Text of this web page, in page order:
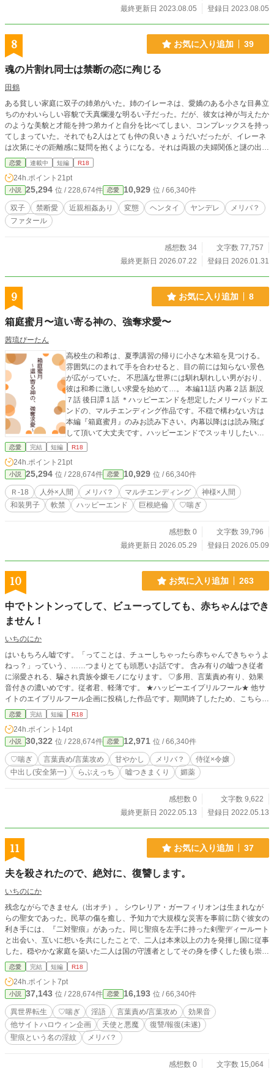
最終更新日 2023.08.05 登録日 2023.08.05
8 お気に入り追加 39
魂の片割れ同士は禁断の恋に殉じる
田鶴
ある貧しい家庭に双子の姉弟がいた。姉のイレーネは、愛嬌のある小さな目鼻立
ちのかわいらしい容貌で天真爛漫な明るい子だった。だが、彼女は神が与えたか
のような美貌と才能を持つ弟カイと自分を比べてしまい、コンプレックスを持っ
てしまっていた。それでも2人はとても仲の良いきょうだいだったが、イレーネ
は次第にその距離感に疑問を抱くようになる。それは両親の夫婦関係と謎の出自
にも関連しているような気がして……気が付いた時にはもう何もかも遅かった。
タイトルに＊が付いているエピソードには性描写が、（＊）のついているエピソ
ードにはそれより軽めの性描写があります。 本作品は、小説家になろう、カク
ヨム、ネオページで公開している『魂の片割れ同士は離れられない』（完結済）
を元にし、舞台を異世界にしてR18場面を加え、大幅改稿したものです。主要キ
ャラの設定以外、ほとんど別作品と言っていいぐらい、かなり加筆しています。
一部のエピソードをアルファポリスの「小説AI校正」で推敲しています。
恋愛 連載中 短編 R18
24h.ポイント 21pt
小説 25,294 位 / 228,674件 恋愛 10,929 位 / 66,340件
双子 禁断愛 近親相姦あり 変態 ヘンタイ ヤンデレ
メリバ？
ファタール
感想数 34
文字数 77,757
最終更新日 2026.07.22
登録日 2026.01.31
9 お気に入り追加 8
箱庭蜜月〜這い寄る神の、強奪求愛〜
茜琉ぴーたん
高校生の和希は、夏季講習の帰りに小さな木箱を見つける。
雰囲気にのまれて手を合わせると、目の前には知らない景色
が広がっていた。 不思議な世界には馴れ馴れしい男がおり、
彼は和希に激しい求愛を始めて…。 本編11話 内幕２話 新説
７話 後日譚１話 ＊ハッピーエンドを想定したメリーバッドエ
ンドの、マルチエンディング作品です。不穏で構わない方は
本編『箱庭蜜月』のみお読み下さい。内幕以降はは読み飛ば
して頂いて大丈夫です。ハッピーエンドでスッキリしたい方
は、ぜひ最後までお願いします。
恋愛 完結 短編 R18
24h.ポイント 21pt
小説 25,294 位 / 228,674件 恋愛 10,929 位 / 66,340件
Ｒ-18 人外×人間 メリバ？ マルチエンディング
神様×人間
和装男子
軟禁 ハッピーエンド 巨根絶倫 ♡喘ぎ
感想数 0
文字数 39,796
最終更新日 2026.05.29
登録日 2026.05.09
10 お気に入り追加 263
中でトントンってして、ビューってしても、赤ちゃんはでき
ません！
いちのにか
はいもちろん嘘です。「ってことは、チューしちゃったら赤ちゃんできちゃうよ
ねっ？」っていう、……つまりとても頭悪いお話です。 含み有りの嘘つき従者
に溺愛される、騙され貴族令嬢モノになります。 ♡多用、言葉責め有り、効果
音付きの濃いめです。従者君、軽薄です。 ★ハッピーエイプリルフール★ 他サ
イトのエイプリルフール企画に投稿した作品です。期間終了したため、こちらに
掲載します。 以下のキーワードをご確認の上、ご自愛ください。 ◆近況ボード
の同作品の投稿報告記事に蛇補足を追加しました。作品設定の記載(短め)のみで
恋愛 完結 短編 R18
24h.ポイント 14pt
小説 30,322 位 / 228,674件 恋愛 12,971 位 / 66,340件
♡喘ぎ 言葉責め/言葉攻め 甘やかし メリバ？
侍従×令嬢
中出し(安全第一)
らぶえっち 嘘つきまくり 媚薬
感想数 0
文字数 9,622
最終更新日 2022.05.13
登録日 2022.05.13
11 お気に入り追加 37
夫を殺されたので、絶対に、復讐します。
いちのにか
残念ながらできません（出オチ）。 シウレリア・ガーフィリオンは生まれなが
らの聖女であった。民草の傷を癒し、予知力で大規模な災害を事前に防ぐ彼女の
利き手には、『二対聖痕』があった。同じ聖痕を左手に持った剣聖ディールート
と出会い、互いに想いを共にしたことで、二人は本来以上の力を発揮し国に従事
した。穏やかな家庭を築いた二人は国の守護者としてその身を儚くした後も崇め
奉られたという—— 国民からの尊敬を経て神格化された聖痕夫婦の実情とは。
誰からも尊ばれた聖痕夫婦は決して想いあってなどいなかった、というお話。致
すまでが長く、痛いシーンはないのですが基本無理ヤリです。 ご評価、いい
ね、ブクマ、お恥ずかしながら、誤字報告等ありがとうございます。 急に冷え
込みましたが、タグをご確認の上、ご自愛くださいませ。
恋愛 完結 短編 R18
24h.ポイント 7pt
小説 37,143 位 / 228,674件 恋愛 16,193 位 / 66,340件
異世界転生 ♡喘ぎ 淫語 言葉責め/言葉攻め
効果音
他サイトハロウィン企画
天使と悪魔
復讐/報復(未遂)
聖痕という名の淫紋
メリバ？
感想数 0
文字数 15,064